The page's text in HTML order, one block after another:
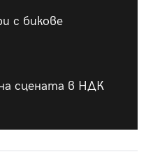
с бикове
сцената в НДК